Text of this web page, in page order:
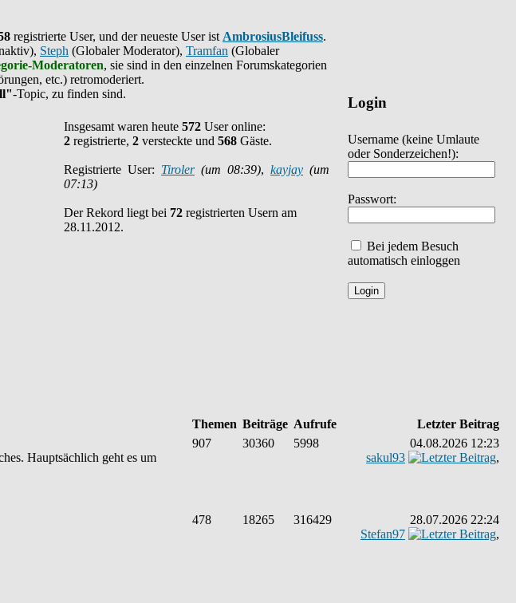
Login
Username (keine Umlaute
oder Sonderzeichen!):
Passwort:
Bei jedem Besuch
automatisch einloggen
registrierte User, und der neueste User ist AmbrosiusBleifuss.
Steph (Globaler Moderator), Tramfan (Globaler
Moderatoren, sie sind in den einzelnen Forumskategorien
etc.) retromoderiert.
-Topic, zu finden sind.
Insgesamt waren heute 572 User online:
2 registrierte, 2 versteckte und 568 Gäste.
Registrierte User: Tiroler(um 08:39), kayjay (um
07:13)
Der Rekord liegt bei 72 registrierten Usern am
28.11.2012.
Themen Beiträge Aufrufe
Letzter Beitrag
Hauptsächlich geht es um
907 30360 5998
04.08.2026 12:23
sakul93
,
478 18265 316429
28.07.2026 22:24
Stefan97
,